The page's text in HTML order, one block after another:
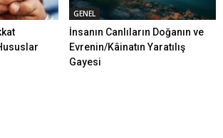
GENEL
İnsanın Canlıların Doğanın ve
Evrenin/Kâinatın Yaratılış
Gayesi